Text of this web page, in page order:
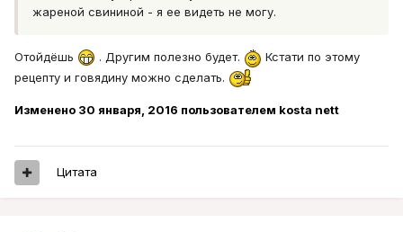
жареной свининой - я ее видеть не могу.
Отойдёшь . Другим полезно будет.
Кстати по этому
рецепту и говядину можно сделать.
Изменено 30 января, 2016 пользователем kosta nett
Цитата